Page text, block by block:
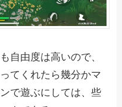
自由度は高いので、
てくれたら幾分かマ
で遊ぶにしては、些